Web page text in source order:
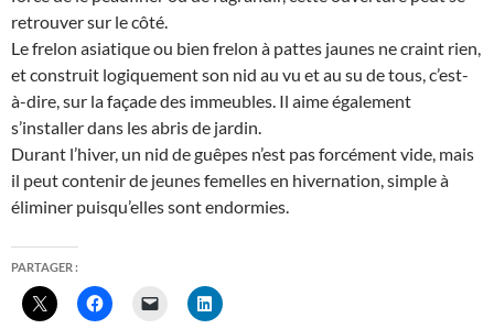
retrouver sur le côté.
Le frelon asiatique ou bien frelon à pattes jaunes ne craint rien,
et construit logiquement son nid au vu et au su de tous, c’est-
à-dire, sur la façade des immeubles. Il aime également
s’installer dans les abris de jardin.
Durant l’hiver, un nid de guêpes n’est pas forcément vide, mais
il peut contenir de jeunes femelles en hivernation, simple à
éliminer puisqu’elles sont endormies.
PARTAGER :